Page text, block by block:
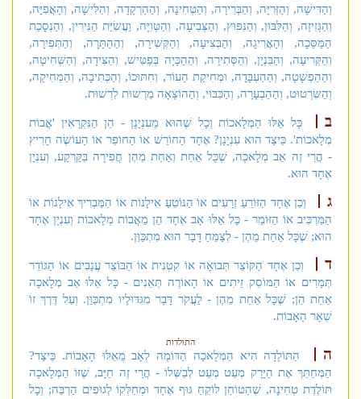
וְהַדִּישָׁה, וְהַזְּרִיָּה, וְהַבְּרִירָה, וְהַטְּחִינָה, וְהַהַרְקָדָה, וְהַלִּישָׁה, וְהָאֲפִיָּה,
וְהַגְּזִיזָה, וְהַלִּבּוּן, וְהַנִּפּוּץ, וְהַצְּבִיעָה, וְהַטְּוִיָּה, וַעֲשִׂיַּת הַנִּירִין, וְהַנְסָכַת
הַמַּסֵּכָה, וְהָאֲרִיגָה, וְהַבְּצִיעָה, וְהַקְּשִׁירָה, וְהַהַתָּרָה, וְהַתְּפִירָה,
וְהַקְּרִיעָה, וְהַבִּנְיָן, וְהַסְּתִירָה, וְהַהַכָּיָה בְּפַטִּישׁ, וְהַצִּידָה, וְהַשְּׁחִיטָה,
וְהַהַפְשָׁטָה, וְהַהַעְבָּדָה, וּמְחִיקַת הָעוֹר, וְחִתּוּכוֹ, וְהַכְּתִיבָה, וְהַמְּחִיקָה,
וְהַשִּׂרְטוּט, וְהַהַבְעָרָה, וְהַכִּבּוּי, וְהַהוֹצָאָה מֵרְשׁוּת לִרְשׁוּת.
כָּל אֵלּוּ הַמְּלָאכוֹת וְכָל שֶׁהוּא מֵעִנְיָנָן - הֵן הַנִּקְרָאִין 'אֲבוֹת
מְלָאכוֹת'. כֵּיצַד הוּא עִנְיָנָן? אֶחָד הַחוֹרֵשׁ אוֹ הַחוֹפֵר אוֹ הָעוֹשֶׂה חָרִיץ
- הֲרֵי זֶה אַב מְלָאכָה, שֶׁכָּל אַחַת וְאַחַת מֵהֶן חֲפִירָה בַּקַּרְקַע, וְעִנְיָן
אֶחָד הוּא.
וְכֵן אֶחָד הַזּוֹרֵעַ זְרָעִים אוֹ הַנּוֹטֵעַ אִילָנוֹת אוֹ הַמַּבְרִיךְ אִילָנוֹת אוֹ
הַמַּרְכִּיב אוֹ הַזּוֹמֵר - כָּל אֵלּוּ אָב אֶחָד הֵן מֵאֲבוֹת מְלָאכוֹת וְעִנְיָן אֶחָד
הוּא; שֶׁכָּל אַחַת מֵהֶן - לְצַמֵּחַ דָּבָר הוּא מִתְכַּוֵּן.
וְכֵן אֶחָד הַקּוֹצֵר תְּבוּאָה אוֹ קִטְנִית אוֹ הַבּוֹצֵר עֲנָבִים אוֹ הַגּוֹדֵר
תְּמָרִים אוֹ הַמּוֹסֵק זֵיתִים אוֹ הָאוֹרֶה תְּאֵנִים - כָּל אֵלּוּ אַב מְלָאכָה
אַחַת הֵן; שֶׁכָּל אַחַת מֵהֶן - לַעֲקֹר דָּבָר מִגִּדּוּלָיו מִתְכַּוֵּן. וְעַל דֶּרֶךְ זוֹ
שְׁאָר הָאָבוֹת.
התולדות
הַתּוֹלָדָה הִיא הַמְּלָאכָה הַדּוֹמָה לְאָב מֵאֵלּוּ הָאָבוֹת. כֵּיצַד?
הַמְּחַתֵּךְ אֶת הַיָּרָק מְעַט מְעַט לְבַשְּׁלוֹ - הֲרֵי זֶה חַיָּב, שֶׁזּוֹ הַמְּלָאכָה
תּוֹלֶדֶת טְחִינָה, שֶׁהַטּוֹחֵן לוֹקֵחַ גּוּף אֶחָד וּמְחַלְּקוֹ לְגוּפִים הַרְבֵּה; וְכָל